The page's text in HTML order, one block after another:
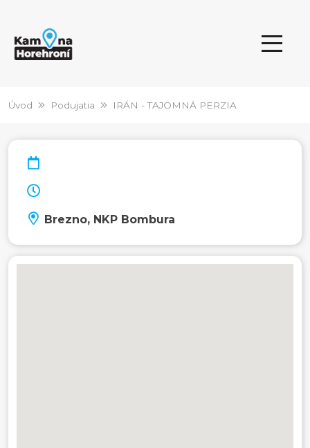
Úvod Podujatia IRÁN - TAJOMNÁ PERZIA
Brezno, NKP Bombura